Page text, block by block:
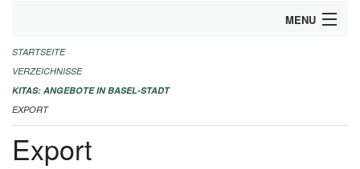
MENU
ALLGEMEINE INFORMATIONEN
IMPRESSUM
STARTSEITE
VERZEICHNISSE
KITAS: ANGEBOTE IN BASEL-STADT
EXPORT
Export